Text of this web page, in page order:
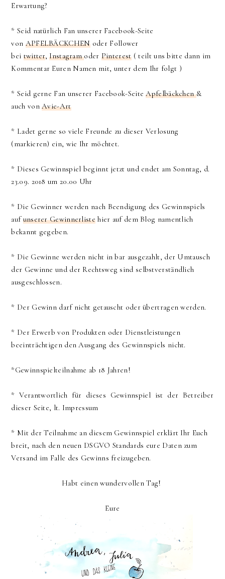
Erwartung?
* Seid natürlich Fan unserer Facebook-Seite
von APFELBÄCKCHENoder Follower
bei twitter,Instagramoder Pinterest( teilt uns bitte dann im
Kommentar Euren Namen mit, unter dem Ihr folgt )
* Seid gerne Fan unserer Facebook-SeiteApfelbäckchen&
auch vonAvie-Art
* Ladet gerne so viele Freunde zu dieser Verlosung
(markieren) ein, wie Ihr möchtet.
* Dieses Gewinnspiel beginnt jetzt und endet am Sonntag, d.
23.09. 2018 um 20.00 Uhr
* Die Gewinner werden nach Beendigung des Gewinnspiels
aufunserer Gewinnerlistehier auf dem Blog namentlich
bekannt gegeben.
* Die Gewinne werden nicht in bar ausgezahlt, der Umtausch
der Gewinne und der Rechtsweg sind selbstverständlich
ausgeschlossen.
* Der Gewinn darf nicht getauscht oder übertragen werden.
* Der Erwerb von Produkten oder Dienstleistungen
beeinträchtigen den Ausgang des Gewinnspiels nicht.
*Gewinnspielteilnahme ab 18 Jahren!
* Verantwortlich für dieses Gewinnspiel ist der Betreiber
dieser Seite, lt. Impressum
* Mit der Teilnahme an diesem Gewinnspiel erklärt Ihr Euch
breit, nach den neuen DSGVO Standards eure Daten zum
Versand im Falle des Gewinns freizugeben.
Habt einen wundervollen Tag!
Eure